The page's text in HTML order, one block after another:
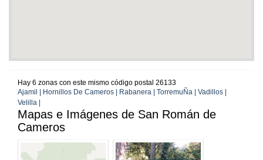
Hay 6 zonas con este mismo código postal 26133
Ajamil | Hornillos De Cameros | Rabanera | TorremuÑa | Vadillos |
Velilla |
Mapas e Imágenes de San Román de
Cameros